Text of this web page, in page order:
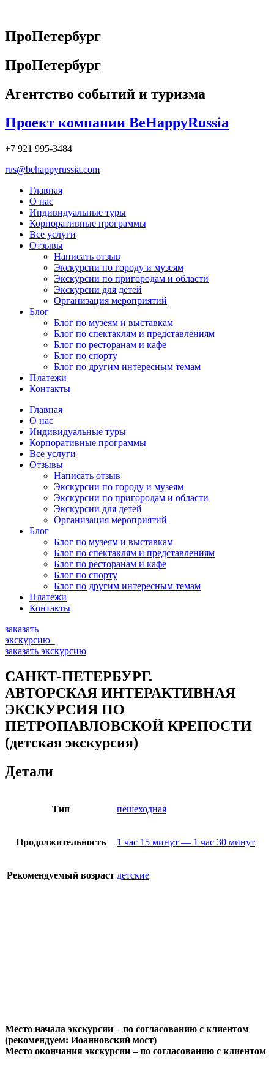
содержимому
ПроПетербург
ПроПетербург
Агентство событий и туризма
Проект компании BeHappyRussia
+7 921 995-3484
rus@behappyrussia.com
Главная
О нас
Индивидуальные туры
Корпоративные программы
Все услуги
Отзывы
Написать отзыв
Экскурсии по городу и музеям
Экскурсии по пригородам и области
Экскурсии для детей
Организация мероприятий
Блог
Блог по музеям и выставкам
Блог по спектаклям и представлениям
Блог по ресторанам и кафе
Блог по спорту
Блог по другим интересным темам
Платежи
Контакты
Главная
О нас
Индивидуальные туры
Корпоративные программы
Все услуги
Отзывы
Написать отзыв
Экскурсии по городу и музеям
Экскурсии по пригородам и области
Экскурсии для детей
Организация мероприятий
Блог
Блог по музеям и выставкам
Блог по спектаклям и представлениям
Блог по ресторанам и кафе
Блог по спорту
Блог по другим интересным темам
Платежи
Контакты
заказать
экскурсию
заказать экскурсию
САНКТ-ПЕТЕРБУРГ.
АВТОРСКАЯ ИНТЕРАКТИВНАЯ
ЭКСКУРСИЯ ПО
ПЕТРОПАВЛОВСКОЙ КРЕПОСТИ
(детская экскурсия)
Детали
Тип пешеходная
Продолжительность 1 час 15 минут — 1 час 30 минут
Рекомендуемый возраст детские
Место начала экскурсии – по согласованию с клиентом
(рекомендуем: Иоанновский мост)
Место окончания экскурсии – по согласованию с клиентом